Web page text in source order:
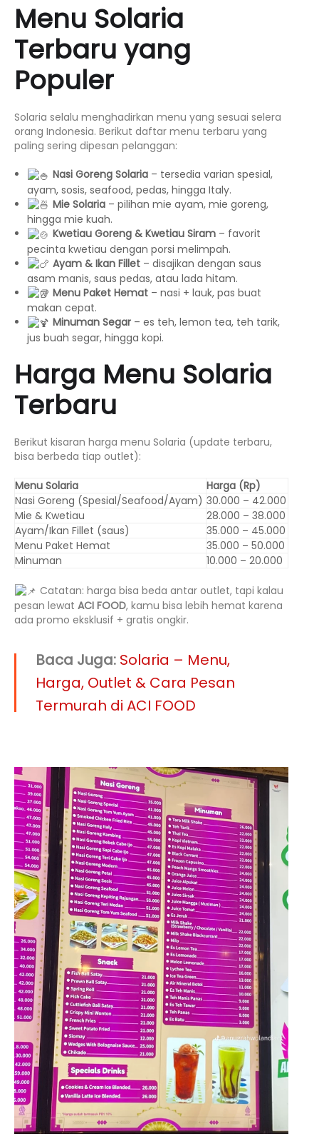
Menu Solaria
Terbaru yang
Populer
Solaria selalu menghadirkan menu yang sesuai selera
orang Indonesia. Berikut daftar menu terbaru yang
paling sering dipesan pelanggan:
Nasi Goreng Solaria– tersedia varian spesial,
ayam, sosis, seafood, pedas, hingga Italy.
Mie Solaria– pilihan mie ayam, mie goreng,
hingga mie kuah.
Kwetiau Goreng & Kwetiau Siram– favorit
pecinta kwetiau dengan porsi melimpah.
Ayam & Ikan Fillet– disajikan dengan saus
asam manis, saus pedas, atau lada hitam.
Menu Paket Hemat– nasi + lauk, pas buat
makan cepat.
Minuman Segar– es teh, lemon tea, teh tarik,
jus buah segar, hingga kopi.
Harga Menu Solaria
Terbaru
Berikut kisaran harga menu Solaria (update terbaru,
bisa berbeda tiap outlet):
Menu Solaria
Harga (Rp)
Nasi Goreng (Spesial/Seafood/Ayam) 30.000 – 42.000
Mie & Kwetiau
28.000 – 38.000
Ayam/Ikan Fillet (saus)
35.000 – 45.000
Menu Paket Hemat
35.000 – 50.000
Minuman
10.000 – 20.000
Catatan: harga bisa beda antar outlet, tapi kalau
pesan lewat ACI FOOD, kamu bisa lebih hemat karena
ada promo eksklusif + gratis ongkir.
Baca Juga: Solaria – Menu,
Harga, Outlet & Cara Pesan
Termurah di ACI FOOD